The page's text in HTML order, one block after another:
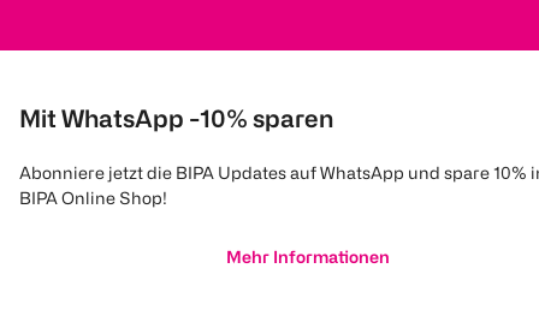
Mit WhatsApp -10% sparen
Abonniere jetzt die BIPA Updates auf WhatsApp und spare 10%
BIPA Online Shop!
Mehr Informationen